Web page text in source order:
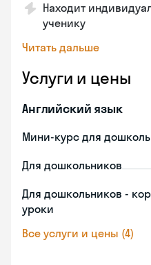
Находит
ученику
Читать дальше
Услуги и цены
Английский язык
Мини-курс для
Для дошкольников
Для дошкольников -
уроки
Все услуги и цены (4)